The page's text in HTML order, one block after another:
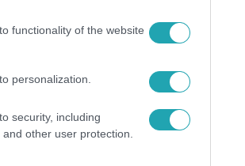
functionality of the website
personalization.
security, including
other user protection.
továbbra is
már nem, hogy pontosan